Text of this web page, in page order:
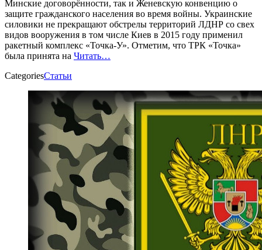
Минские договорённости, так и Женевскую конвенцию о
защите гражданского населения во время войны. Украинские
силовики не прекращают обстрелы территорий ЛДНР со свех
видов вооружения в том числе Киев в 2015 году применил
ракетный комплекс «Точка-У». Отметим, что ТРК «Точка»
была принята на Читать…
CategoriesСтатьи